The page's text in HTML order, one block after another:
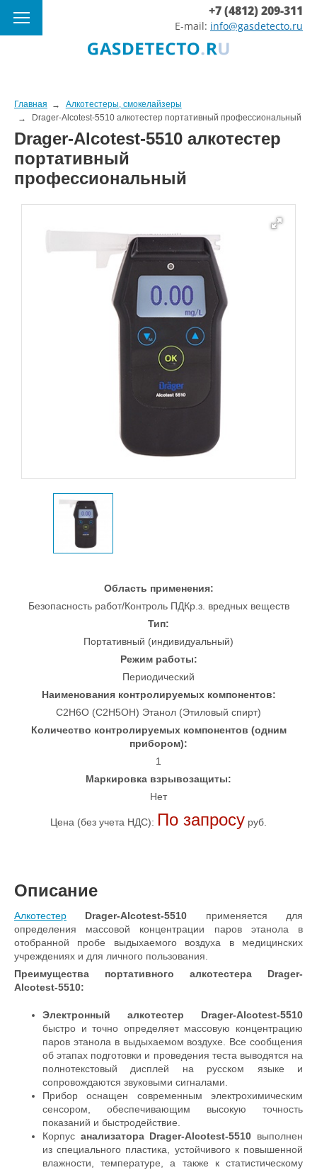
+7 (4812) 209-311
E-mail: info@gasdetecto.ru
Главная
Алкотестеры, смокелайзеры
Drager-Alcotest-5510 алкотестер портативный профессиональный
Drager-Alcotest-5510 алкотестер
портативный
профессиональный
Область применения:
Безопасность работ/Контроль ПДКр.з. вредных веществ
Тип:
Портативный (индивидуальный)
Режим работы:
Периодический
Наименования контролируемых компонентов:
C2H6O (C2H5OH) Этанол (Этиловый спирт)
Количество контролируемых компонентов (одним
прибором):
1
Маркировка взрывозащиты:
Нет
Цена (без учета НДС): По запросу руб.
Описание
Алкотестер Drager-Alcotest-5510 применяется для
определения массовой концентрации паров этанола в
отобранной пробе выдыхаемого воздуха в медицинских
учреждениях и для личного пользования.
Преимущества портативного алкотестера Drager-
Alcotest-5510:
Электронный алкотестер
Drager-Alcotest-5510
быстро и точно определяет массовую концентрацию
паров этанола в выдыхаемом воздухе. Все сообщения
об этапах подготовки и проведения теста выводятся на
полнотекстовый дисплей на русском языке и
сопровождаются звуковыми сигналами.
Прибор оснащен современным электрохимическим
сенсором, обеспечивающим высокую точность
показаний и быстродействие.
Корпус анализатора Drager-Alcotest-5510 выполнен
из специального пластика, устойчивого к повышенной
влажности, температуре, а также к статистическому